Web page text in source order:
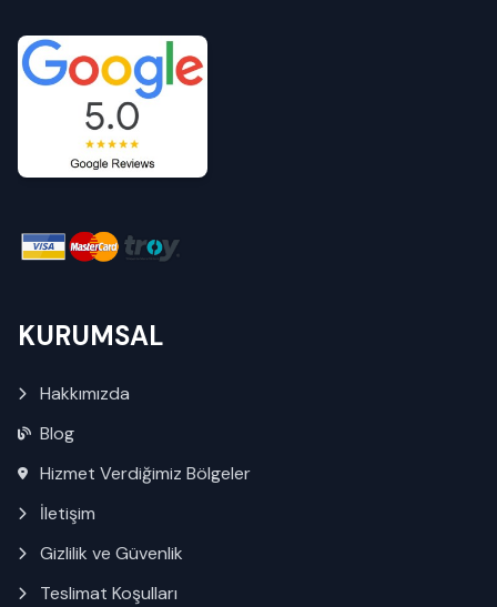
KURUMSAL
Hakkımızda
Blog
Hizmet Verdiğimiz Bölgeler
İletişim
Gizlilik ve Güvenlik
Teslimat Koşulları